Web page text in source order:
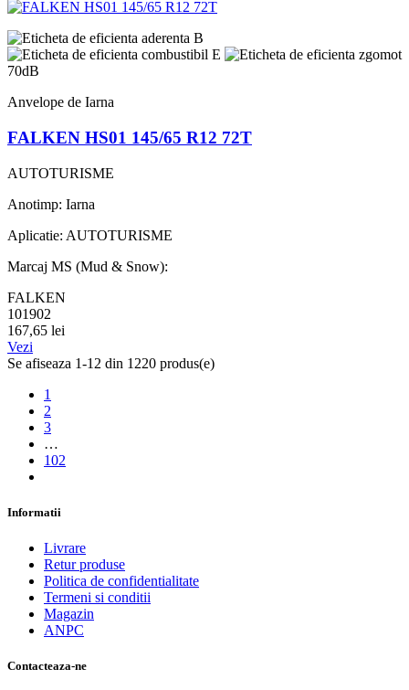
B
E
70dB
Anvelope de Iarna
FALKEN HS01 145/65 R12 72T
AUTOTURISME
Anotimp: Iarna
Aplicatie: AUTOTURISME
Marcaj MS (Mud & Snow):
FALKEN
101902
167,65 lei
Vezi
Se afiseaza 1-12 din 1220 produs(e)
1
2
3
…
102
Informatii
Livrare
Retur produse
Politica de confidentialitate
Termeni si conditii
Magazin
ANPC
Contacteaza-ne